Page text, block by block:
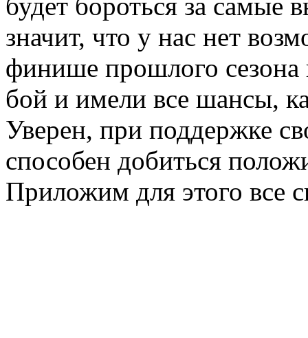
значит, что у нас нет
финише прошлого сезона
бой и имели все шансы,
Уверен, при поддержке
способен добиться
Приложим для этого все